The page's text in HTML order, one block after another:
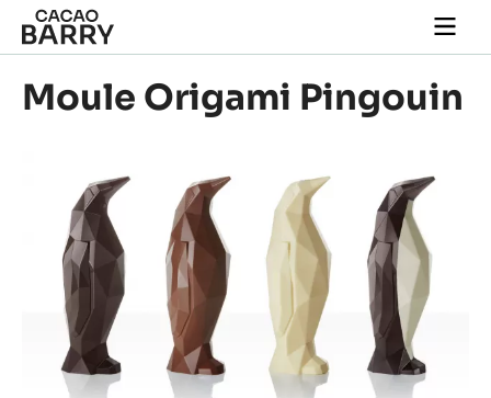
Skip to main content
main
Moule Origami Pingouin